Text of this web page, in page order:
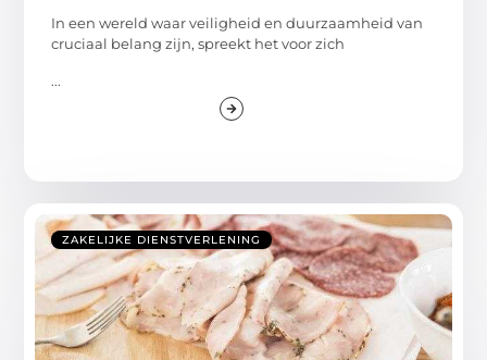
In een wereld waar veiligheid en duurzaamheid van
cruciaal belang zijn, spreekt het voor zich
...
ZAKELIJKE DIENSTVERLENING